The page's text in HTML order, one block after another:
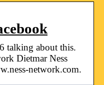
talking about this.
Dietmar Ness
network.com.